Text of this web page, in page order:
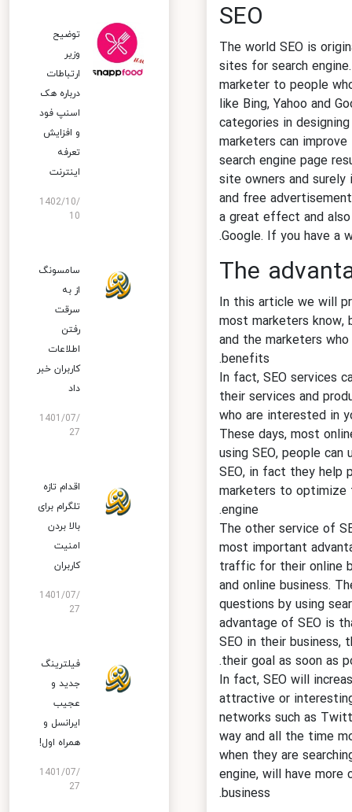
SEO
The world SEO is
sites for search
marketer to people
like Bing, Yahoo and
categories in
marketers can
search engine page
site owners and
and free
a great effect and
Google. If you have
.
The
In this article we will
most marketers
and the marketers
benefits.
In fact, SEO
their services and
who are interested in
These days, most
using SEO, people
SEO, in fact they
marketers to
engine.
The other service of
most important
traffic for their online
and online
questions by using
advantage of SEO is
SEO in their
their goal as soon as
In fact, SEO will
attractive or
networks such as
way and all the time
when they are
engine, will have
business.
توضیح
وزیر
ارتباطات
درباره هک
اسنپ‌ فود
و افزایش
تعرفه
اینترنت
1402/10/
10
سامسونگ
از به
سرقت
رفتن
اطلاعات
کاربران خبر
داد
1401/07/
27
اقدام تازه
تلگرام برای
بالا بردن
امنیت
کاربران
1401/07/
27
فیلترینگ
جدید و
عجیب
ایرانسل و
همراه اول!
1401/07/
27